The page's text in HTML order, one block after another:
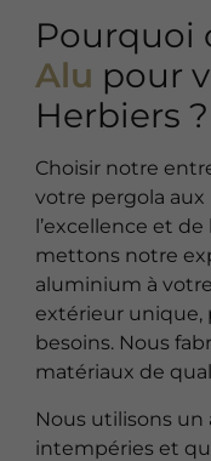
Pourquoi
Alu pour
Herbiers ?
Choisir notre
votre pergola aux
l’excellence et
mettons notre
aluminium à
extérieur unique,
besoins. Nous
matériaux de
Nous utilisons
intempéries et